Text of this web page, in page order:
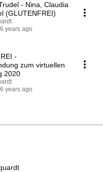
- Nina, Claudia
(GLUTENFREI)
6 years ago
-
zum virtuellen
2020
6 years ago